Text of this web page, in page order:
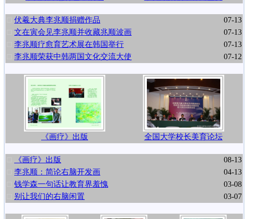
伏羲大典李兆顺捐赠作品
07-13
文在寅会见李兆顺并收藏兆顺波画
07-13
李兆顺疗愈育艺术展在韩国举行
07-13
李兆顺荣获中韩两国文化交流大使
07-12
《画疗》出版 全国大学校长美育论坛
《画疗》出版
08-13
李兆顺：简论右脑开发画
04-13
钱学森一句话让教育界羞愧
03-08
别让我们的右脑闲置
03-07